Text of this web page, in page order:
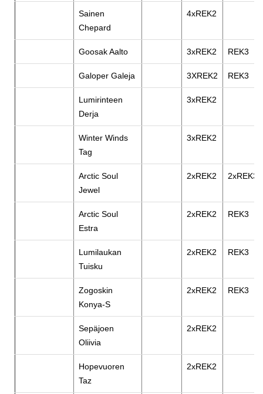
Sainen
Chepard
4xREK2
Goosak Aalto 3xREK2 REK3
Galoper Galeja 3XREK2 REK3
Lumirinteen
Derja
3xREK2
Winter Winds
Tag
3xREK2
Arctic Soul
Jewel
2xREK2 2xREK3
Arctic Soul
Estra
2xREK2 REK3
Lumilaukan
Tuisku
2xREK2 REK3
Zogoskin
Konya-S
2xREK2 REK3
Sepäjoen
Oliivia
2xREK2
Hopevuoren
Taz
2xREK2